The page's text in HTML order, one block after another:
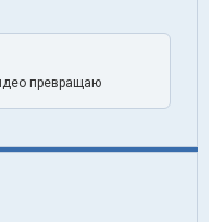
превращаю